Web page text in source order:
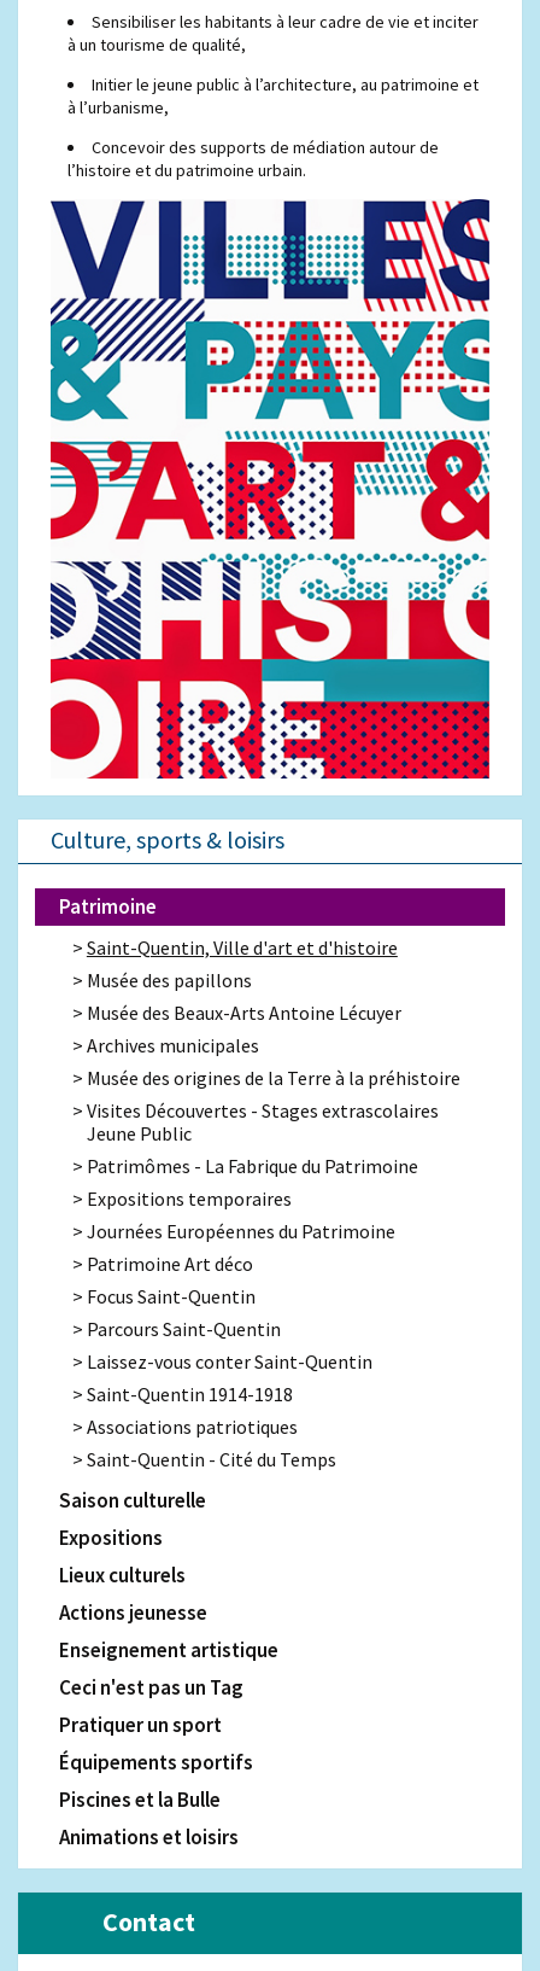
Sensibiliser les habitants à leur cadre de vie et inciter
à un tourisme de qualité,
Initier le jeune public à l’architecture, au patrimoine et
à l’urbanisme,
Concevoir des supports de médiation autour de
l’histoire et du patrimoine urbain.
Culture, sports & loisirs
Patrimoine
Saint-Quentin, Ville d'art et d'histoire
Musée des papillons
Musée des Beaux-Arts Antoine Lécuyer
Archives municipales
Musée des origines de la Terre à la préhistoire
Visites Découvertes - Stages extrascolaires
Jeune Public
Patrimômes - La Fabrique du Patrimoine
Expositions temporaires
Journées Européennes du Patrimoine
Patrimoine Art déco
Focus Saint-Quentin
Parcours Saint-Quentin
Laissez-vous conter Saint-Quentin
Saint-Quentin 1914-1918
Associations patriotiques
Saint-Quentin - Cité du Temps
Saison culturelle
Expositions
Lieux culturels
Actions jeunesse
Enseignement artistique
Ceci n'est pas un Tag
Pratiquer un sport
Équipements sportifs
Piscines et la Bulle
Animations et loisirs
Contact